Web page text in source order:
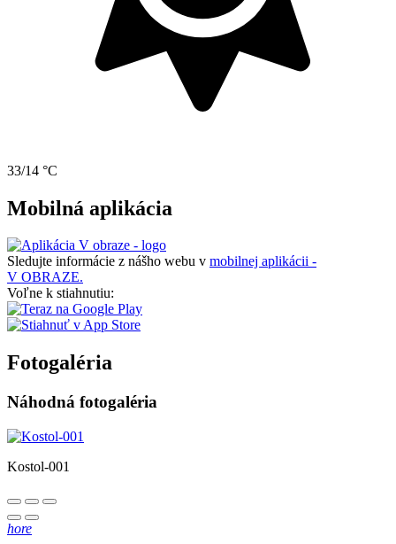
33/14 °C
Mobilná aplikácia
Sledujte informácie z nášho webu v mobilnej aplikácii -
V OBRAZE.
Voľne k stiahnutiu:
Fotogaléria
Náhodná fotogaléria
Kostol-001
hore